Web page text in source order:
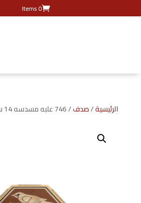
0 Items
الرئيسية/صدف/ 746 علبه مسدسه 14 سم شغل نباتي